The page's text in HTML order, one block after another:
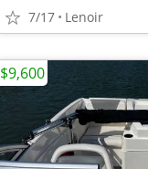
7/17 Lenoir
$9,600